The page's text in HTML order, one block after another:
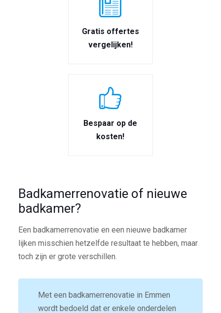
Gratis offertes
vergelijken!
Bespaar op de
kosten!
Badkamerrenovatie of nieuwe
badkamer?
Een badkamerrenovatie en een nieuwe badkamer
lijken misschien hetzelfde resultaat te hebben, maar
toch zijn er grote verschillen.
Met een badkamerrenovatie in Emmen
wordt bedoeld dat er enkele onderdelen